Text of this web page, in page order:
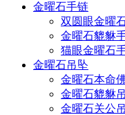
金曜石手链
双圆眼金曜
金曜石貔貅
猫眼金曜石
金曜石吊坠
金曜石本命
金曜石貔貅
金曜石关公